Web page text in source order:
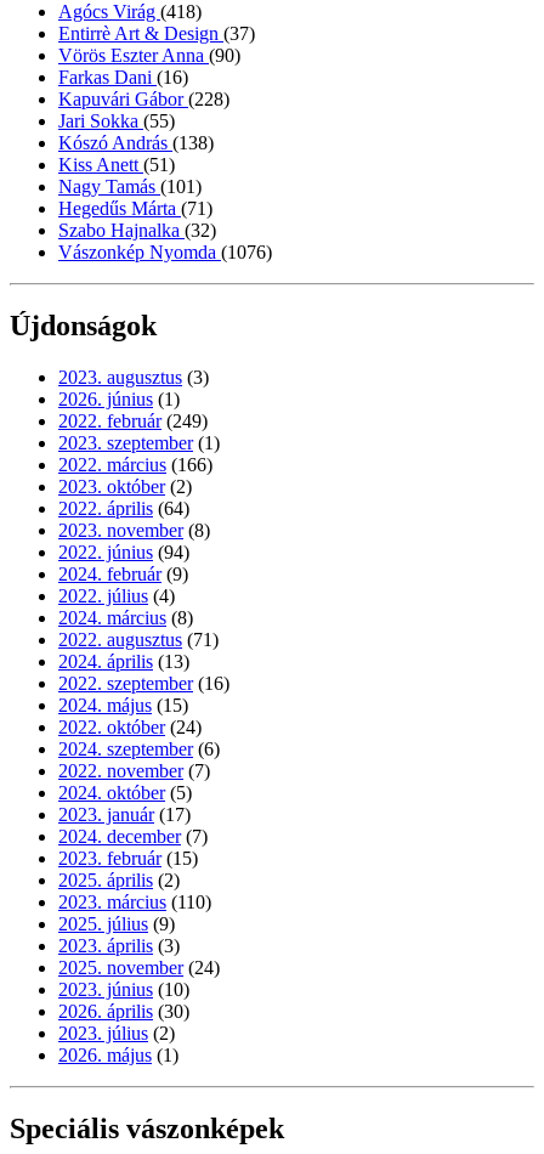
Agócs Virág (418)
Entirrè Art & Design (37)
Vörös Eszter Anna (90)
Farkas Dani (16)
Kapuvári Gábor(228)
Jari Sokka (55)
Kószó András (138)
Kiss Anett (51)
Nagy Tamás (101)
Hegedűs Márta (71)
Szabo Hajnalka (32)
Vászonkép Nyomda (1076)
Újdonságok
2023. augusztus (3)
2026. június (1)
2022. február (249)
2023. szeptember (1)
2022. március (166)
2023. október (2)
2022. április (64)
2023. november (8)
2022. június (94)
2024. február (9)
2022. július (4)
2024. március (8)
2022. augusztus (71)
2024. április (13)
2022. szeptember (16)
2024. május (15)
2022. október (24)
2024. szeptember (6)
2022. november (7)
2024. október (5)
2023. január (17)
2024. december (7)
2023. február (15)
2025. április (2)
2023. március (110)
2025. július (9)
2023. április (3)
2025. november (24)
2023. június (10)
2026. április (30)
2023. július (2)
2026. május (1)
Speciális vászonképek